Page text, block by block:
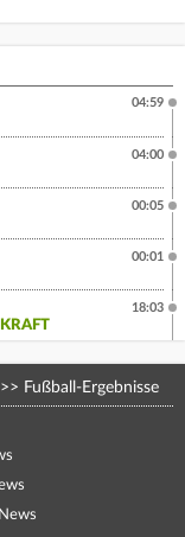
04:59
04:00
00:05
00:01
18:03
Fußball-Ergebnisse